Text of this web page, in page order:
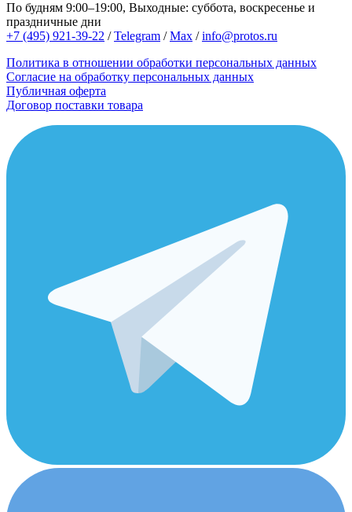
По будням 9:00–19:00, Выходные: суббота, воскресенье и
праздничные дни
+7 (495) 921-39-22 /Telegram /Max /info@protos.ru
Политика в отношении обработки персональных данных
Согласие на обработку персональных данных
Публичная оферта
Договор поставки товара